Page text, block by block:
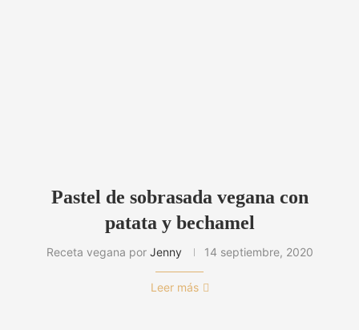
Pastel de sobrasada vegana con
patata y bechamel
Receta vegana por Jenny 14 septiembre, 2020
Leer más